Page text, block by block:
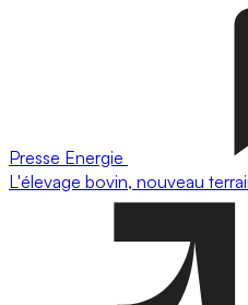
Presse Energie
L'élevage bovin, nouveau